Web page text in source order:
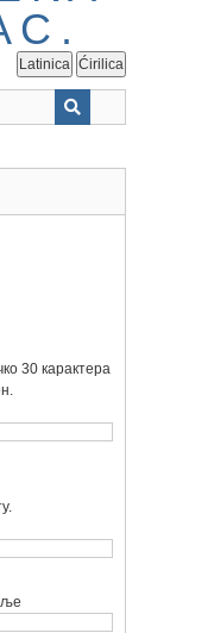
Latinica Ćirilica
30 карактера